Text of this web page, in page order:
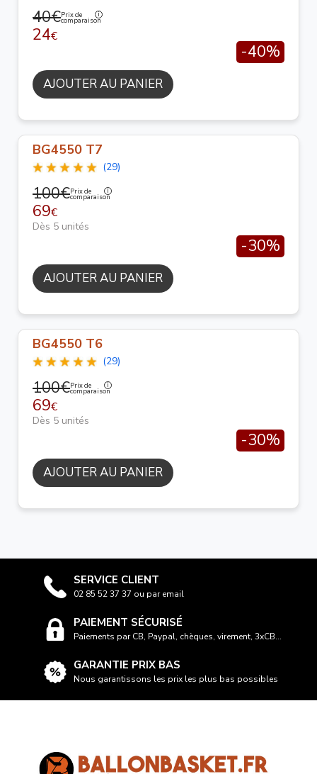
40€Prix de
comparaison
24€
-40%
AJOUTER AU PANIER
BG4550 T7
(29)
100€Prix de
comparaison
69€
Dès 5 unités
-30%
AJOUTER AU PANIER
BG4550 T6
(29)
100€Prix de
comparaison
69€
Dès 5 unités
-30%
AJOUTER AU PANIER
SERVICE CLIENT
02 85 52 37 37 ou par email
PAIEMENT SÉCURISÉ
Paiements par CB, Paypal, chèques, virement, 3xCB...
GARANTIE PRIX BAS
Nous garantissons les prix les plus bas possibles